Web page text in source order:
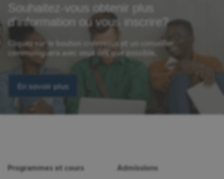
Souhaitez-vous obtenir plus
d'information ou vous inscrire?
Cliquez sur le bouton ci-dessous et un conseiller
communiquera avec vous dès que possible.
En savoir plus
Programmes et cours Admissions